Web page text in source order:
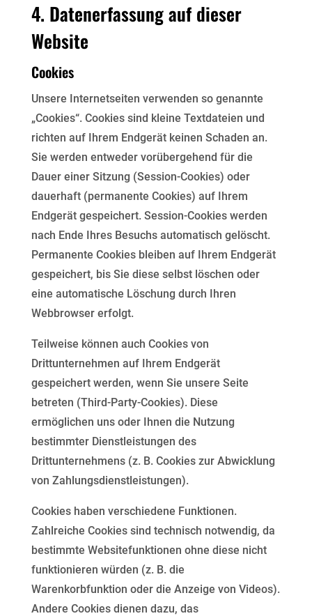
4. Datenerfassung auf dieser
Website
Cookies
Unsere Internetseiten verwenden so genannte
„Cookies“. Cookies sind kleine Textdateien und
richten auf Ihrem Endgerät keinen Schaden an.
Sie werden entweder vorübergehend für die
Dauer einer Sitzung (Session-Cookies) oder
dauerhaft (permanente Cookies) auf Ihrem
Endgerät gespeichert. Session-Cookies werden
nach Ende Ihres Besuchs automatisch gelöscht.
Permanente Cookies bleiben auf Ihrem Endgerät
gespeichert, bis Sie diese selbst löschen oder
eine automatische Löschung durch Ihren
Webbrowser erfolgt.
Teilweise können auch Cookies von
Drittunternehmen auf Ihrem Endgerät
gespeichert werden, wenn Sie unsere Seite
betreten (Third-Party-Cookies). Diese
ermöglichen uns oder Ihnen die Nutzung
bestimmter Dienstleistungen des
Drittunternehmens (z. B. Cookies zur Abwicklung
von Zahlungsdienstleistungen).
Cookies haben verschiedene Funktionen.
Zahlreiche Cookies sind technisch notwendig, da
bestimmte Websitefunktionen ohne diese nicht
funktionieren würden (z. B. die
Warenkorbfunktion oder die Anzeige von Videos).
Andere Cookies dienen dazu, das